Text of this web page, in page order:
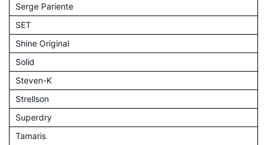
Serge Pariente
SET
Shine Original
Solid
Steven-K
Strellson
Superdry
Tamaris